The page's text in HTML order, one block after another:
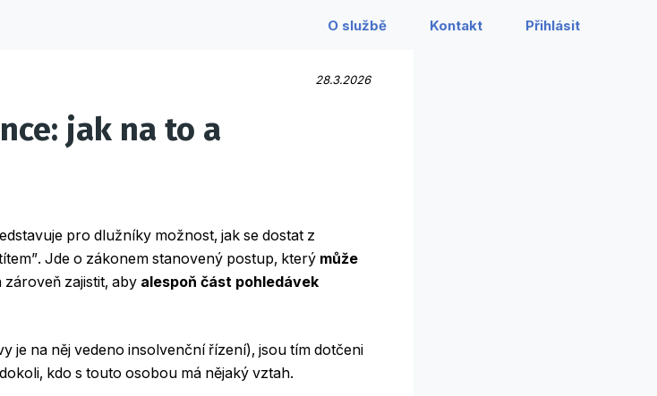
Přihlásit
Kontakt
O službě
28.3.2026
jak na to a
pro dlužníky možnost, jak se dostat z
Jde o zákonem stanovený postup, který může
zároveň zajistit, aby alespoň část pohledávek
je na něj vedeno insolvenční řízení), jsou tím dotčeni
kdo s touto osobou má nějaký vztah.